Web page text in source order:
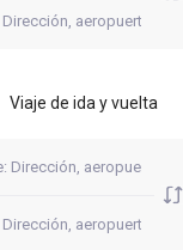
Viaje de ida y vuelta